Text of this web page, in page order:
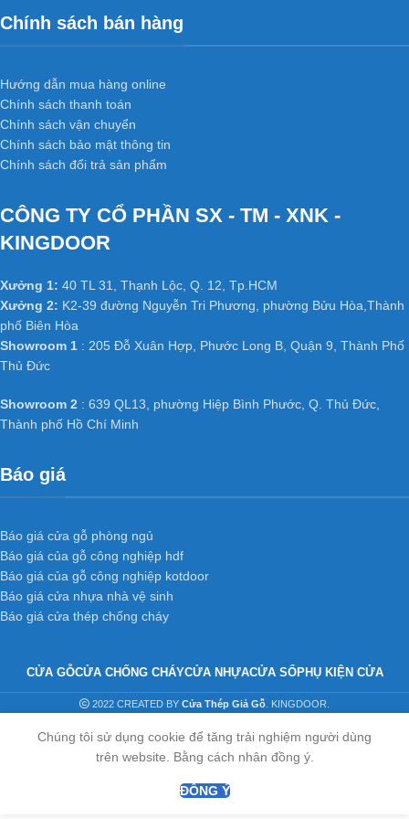
Chính sách bán hàng
Hướng dẫn mua hàng online
Chính sách thanh toán
Chính sách vận chuyển
Chính sách bảo mật thông tin
Chính sách đổi trả sản phẩm
CÔNG TY CỔ PHẦN SX - TM - XNK -
KINGDOOR
Xưởng 1: 40 TL 31, Thạnh Lộc, Q. 12, Tp.HCM
Xưởng 2: K2-39 đường Nguyễn Tri Phương, phường Bửu Hòa,Thành
phố Biên Hòa
Showroom 1 : 205 Đỗ Xuân Hợp, Phước Long B, Quận 9, Thành Phố
Thủ Đức
Showroom 2 : 639 QL13, phường Hiệp Bình Phước, Q. Thủ Đức,
Thành phố Hồ Chí Minh
Báo giá
Báo giá cửa gỗ phòng ngủ
Báo giá của gỗ công nghiệp hdf
Báo giá của gỗ công nghiệp kotdoor
Báo giá cửa nhựa nhà vệ sinh
Báo giá cửa thép chống cháy
CỬA GỖCỬA CHỐNG CHÁYCỬA NHỰACỬA SỔPHỤ KIỆN CỬA
2022 CREATED BY Cửa Thép Giả Gỗ . KINGDOOR.
Chúng tôi sử dụng cookie để tăng trải nghiệm người dùng
trên website. Bằng cách nhân đồng ý.
ĐỒNG Ý